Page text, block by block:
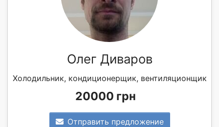
Олег Диваров
Холодильник, кондиционерщик, вентиляционщик
20000 грн
Отправить предложение